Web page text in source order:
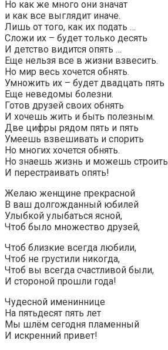
Но как же много они значат
и как все выглядит иначе.
Лишь от того, как их подать …
Сложи их – будет только десять
И детство видится опять …
Еще нельзя все в жизни взвесить.
Но мир весь хочется обнять.
Умножить их – будет двадцать пять
Еще неведомы болезни.
Готов друзей своих обнять
И хочешь жить и быть полезным.
Две цифры рядом пять и пять
Умеешь взвешивать и спорить
Но многих хочется обнять.
Но знаешь жизнь и можешь строить
И перестраивать опять!
Желаю женщине прекрасной
В ваш долгожданный юбилей
Улыбкой улыбаться ясной,
Чтоб было множество друзей,
Чтоб близкие всегда любили,
Чтоб не грустили никогда,
Чтоб вы всегда счастливой были,
И стороной прошли года!
Чудесной имениннице
На пятьдесят пять лет
Мы шлём сегодня пламенный
И искренний привет!